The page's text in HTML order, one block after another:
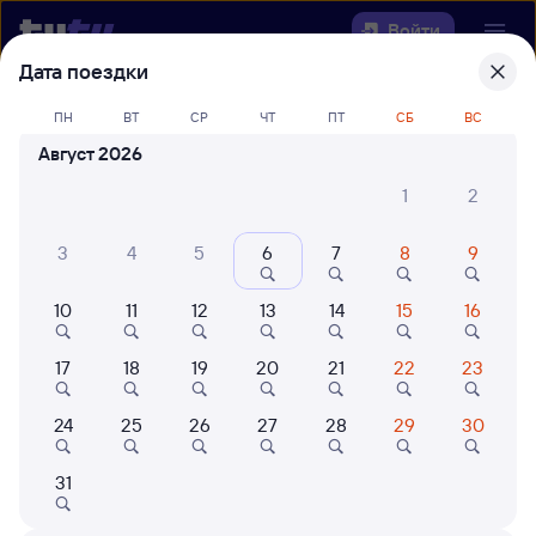
Войти
Выберите день, чтобы найтиж/д
билеты Возрождение — Заинск
42 млн путешествуют с
Дата поездки
ПН ВТ СР ЧТ ПТ СБ ВС
Август 2026
1
2
3 4 5 6 7 8 9
10 11 12 13 14 15 16
17 18 19 20 21 22 23
24 25 26 27 28 29 30
31